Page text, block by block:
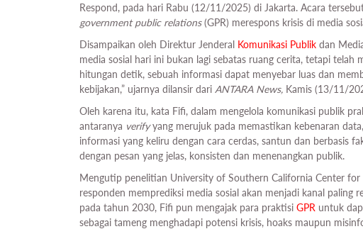
Respond, pada hari Rabu (12/11/2025) di Jakarta. Acara
government public relations(GPR) merespons krisis di media
Disampaikan oleh Direktur Jenderal Komunikasi Publik dan
media sosial hari ini bukan lagi sebatas ruang cerita, tetapi
hitungan detik, sebuah informasi dapat menyebar luas dan
kebijakan,” ujarnya dilansir dari ANTARA News, Kamis (13/11/
Oleh karena itu, kata Fifi, dalam mengelola komunikasi publik
antaranya verifyyang merujuk pada memastikan kebenaran
informasi yang keliru dengan cara cerdas, santun dan berbasis
dengan pesan yang jelas, konsisten dan menenangkan publik.
Mengutip penelitian University of Southern California Center
responden memprediksi media sosial akan menjadi kanal paling
pada tahun 2030, Fifi pun mengajak para praktisi GPR untuk
sebagai tameng menghadapi potensi krisis, hoaks maupun